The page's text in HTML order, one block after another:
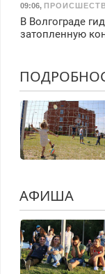
09:06,
В Волгограде
затопленную
АФИША